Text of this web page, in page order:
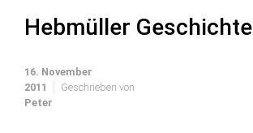
Hebmüller Geschichte
16. November
2011
Geschrieben von
Peter